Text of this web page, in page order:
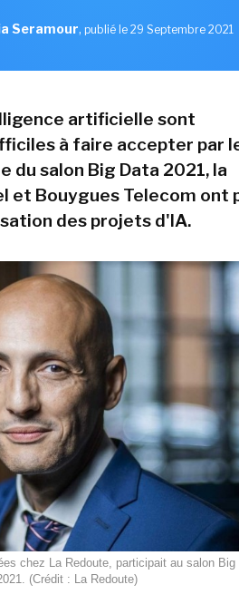
Seramour, publié le 29 Septembre 2021
artificielle sont
à faire accepter par
du salon Big Data 2021, la
et Bouygues Telecom ont
des projets d'IA.
chez La Redoute, participait au salon Big
(Crédit : La Redoute)